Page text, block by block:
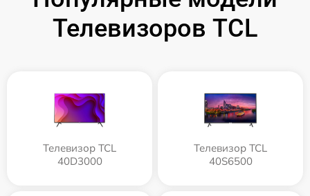
Телевизоров TCL
Телевизор TCL
40D3000
Телевизор TCL
40S6500